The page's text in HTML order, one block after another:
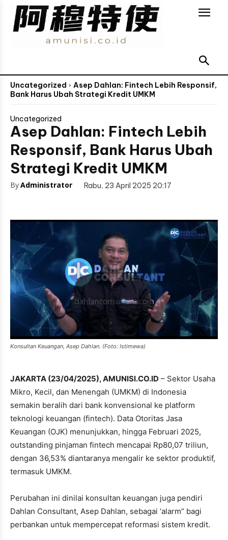
Uncategorized
Asep Dahlan: Fintech Lebih Responsif,
Bank Harus Ubah Strategi Kredit UMKM
Uncategorized
Asep Dahlan: Fintech Lebih
Responsif, Bank Harus Ubah
Strategi Kredit UMKM
ByAdministrator Rabu, 23 April 2025 20:17
Konsultan Keuangan, Asep Dahlan. (Foto: Istimewa)
JAKARTA (23/04/2025), AMUNISI.CO.ID – Sektor Usaha
Mikro, Kecil, dan Menengah (UMKM) di Indonesia
semakin beralih dari bank konvensional ke platform
teknologi keuangan (fintech). Data Otoritas Jasa
Keuangan (OJK) menunjukkan, hingga Februari 2025,
outstanding pinjaman fintech mencapai Rp80,07 triliun,
dengan 36,53% diantaranya mengalir ke sektor produktif,
termasuk UMKM.
Perubahan ini dinilai konsultan keuangan juga pendiri
Dahlan Consultant, Asep Dahlan, sebagai ‘alarm” bagi
perbankan untuk mempercepat reformasi sistem kredit.